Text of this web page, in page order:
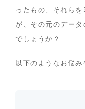
ったもの、それら
が、その元のデー
でしょうか？
以下のようなお悩